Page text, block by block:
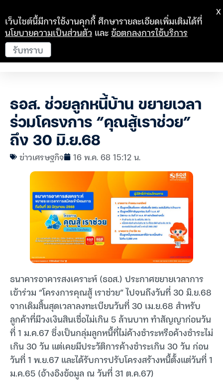
ธอส. ช่วยลูกหนี้บ้าน ขยายเวลา
ร่วมโครงการ “คุณสู้เราช่วย”
ถึง 30 มิ.ย.68
ข่าวเศรษฐกิจ 16 พ.ค. 68 15:12 น.
ธนาคารอาคารสงเคราะห์ (ธอส.) ประกาศขยายเวลาการ
เข้าร่วม “โครงการคุณสู้ เราช่วย” ไปจนถึงวันที่ 30 มิ.ย.68
จากเดิมสิ้นสุดเวลาลงทะเบียนวันที่ 30 เม.ย.68 สำหรับ
ลูกค้าที่มีวงเงินสินเชื่อไม่เกิน 5 ล้านบาท ทำสัญญาก่อนวัน
ที่ 1 ม.ค.67 ซึ่งเป็นกลุ่มลูกหนี้ที่ไม่ค้างชำระหรือค้างชำระไม่
เกิน 30 วัน แต่เคยมีประวัติการค้างชำระเกิน 30 วัน ก่อน
วันที่ 1 พ.ย.67 และได้รับการปรับโครงสร้างหนี้ตั้งแต่วันที่ 1
ม.ค.65 (อ้างอิงข้อมูล ณ วันที่ 31 ต.ค.67)
เว็บไซต์นี้มีการใช้งานคุกกี้ ศึกษารายละเอียดเพิ่มเติมได้ที่
นโยบายความเป็นส่วนตัว และข้อตกลงการใช้บริการ
รับทราบ
X